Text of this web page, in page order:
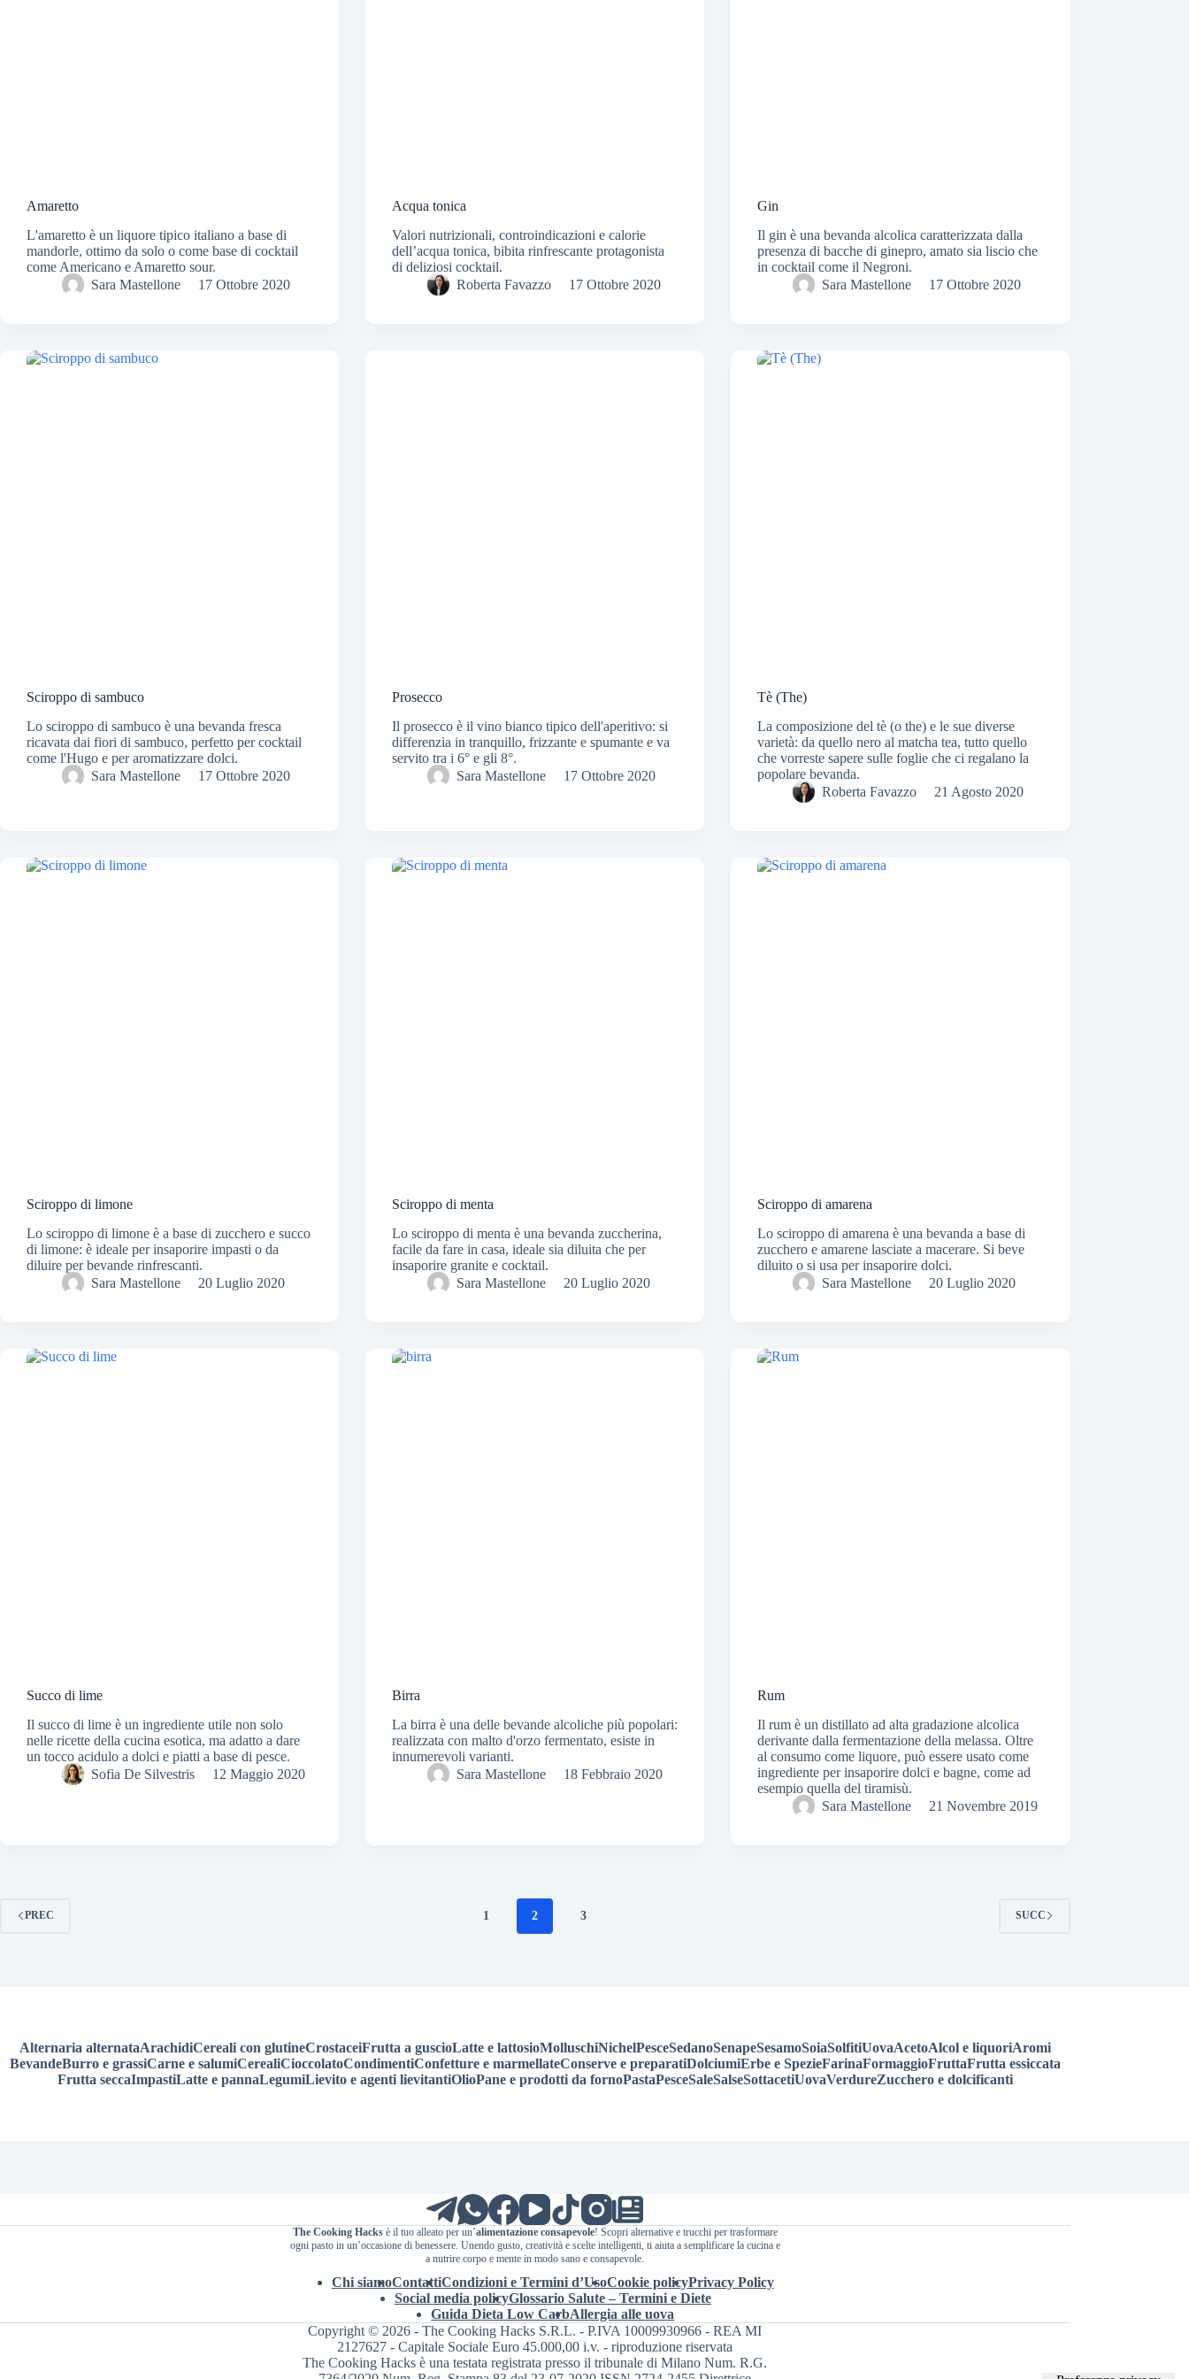
Amaretto
L'amaretto è un liquore tipico italiano a base di
mandorle, ottimo da solo o come base di cocktail
come Americano e Amaretto sour.
Sara Mastellone
17 Ottobre 2020
Acqua tonica
Valori nutrizionali, controindicazioni e calorie
dell’acqua tonica, bibita rinfrescante protagonista
di deliziosi cocktail.
Roberta Favazzo
17 Ottobre 2020
Gin
Il gin è una bevanda alcolica caratterizzata dalla
presenza di bacche di ginepro, amato sia liscio che
in cocktail come il Negroni.
Sara Mastellone
17 Ottobre 2020
Sciroppo di sambuco
Lo sciroppo di sambuco è una bevanda fresca
ricavata dai fiori di sambuco, perfetto per cocktail
come l'Hugo e per aromatizzare dolci.
Sara Mastellone
17 Ottobre 2020
Prosecco
Il prosecco è il vino bianco tipico dell'aperitivo: si
differenzia in tranquillo, frizzante e spumante e va
servito tra i 6° e gli 8°.
Sara Mastellone
17 Ottobre 2020
Tè (The)
La composizione del tè (o the) e le sue diverse
varietà: da quello nero al matcha tea, tutto quello
che vorreste sapere sulle foglie che ci regalano la
popolare bevanda.
Roberta Favazzo
21 Agosto 2020
Sciroppo di limone
Lo sciroppo di limone è a base di zucchero e succo
di limone: è ideale per insaporire impasti o da
diluire per bevande rinfrescanti.
Sara Mastellone
20 Luglio 2020
Sciroppo di menta
Lo sciroppo di menta è una bevanda zuccherina,
facile da fare in casa, ideale sia diluita che per
insaporire granite e cocktail.
Sara Mastellone
20 Luglio 2020
Sciroppo di amarena
Lo sciroppo di amarena è una bevanda a base di
zucchero e amarene lasciate a macerare. Si beve
diluito o si usa per insaporire dolci.
Sara Mastellone
20 Luglio 2020
Succo di lime
Il succo di lime è un ingrediente utile non solo
nelle ricette della cucina esotica, ma adatto a dare
un tocco acidulo a dolci e piatti a base di pesce.
Sofia De Silvestris
12 Maggio 2020
Birra
La birra è una delle bevande alcoliche più popolari:
realizzata con malto d'orzo fermentato, esiste in
innumerevoli varianti.
Sara Mastellone
18 Febbraio 2020
Rum
Il rum è un distillato ad alta gradazione alcolica
derivante dalla fermentazione della melassa. Oltre
al consumo come liquore, può essere usato come
ingrediente per insaporire dolci e bagne, come ad
esempio quella del tiramisù.
Sara Mastellone
21 Novembre 2019
PREC 1 2 3 SUCC
Alternaria alternataArachidiCereali con glutineCrostaceiFrutta a guscioLatte e lattosioMolluschiNichelPesceSedanoSenapeSesamoSoiaSolfitiUovaAcetoAlcol e liquoriAromi
BevandeBurro e grassiCarne e salumiCerealiCioccolatoCondimentiConfetture e marmellateConserve e preparatiDolciumiErbe e SpezieFarinaFormaggioFruttaFrutta essiccata
Frutta seccaImpastiLatte e pannaLegumiLievito e agenti lievitantiOlioPane e prodotti da fornoPastaPesceSaleSalseSottacetiUovaVerdureZucchero e dolcificanti
The Cooking Hacksè il tuo alleato per un’alimentazione consapevole! Scopri alternative e trucchi per trasformare
ogni pasto in un’occasione di benessere. Unendo gusto, creatività e scelte intelligenti, ti aiuta a semplificare la cucina e
a nutrire corpo e mente in modo sano e consapevole.
Chi siamoContattiCondizioni e Termini d’UsoCookie policyPrivacy Policy
Social media policyGlossario Salute – Termini e Diete
Guida Dieta Low CarbAllergia alle uova
Copyright © 2026 - The Cooking Hacks S.R.L. - P.IVA 10009930966 - REA MI
2127627 - Capitale Sociale Euro 45.000,00 i.v. - riproduzione riservata
The Cooking Hacks è una testata registrata presso il tribunale di Milano Num. R.G.